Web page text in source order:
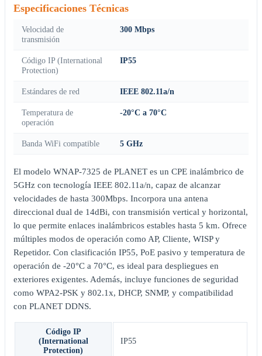
Especificaciones Técnicas
Velocidad de
transmisión
300 Mbps
Código IP (International
Protection)
IP55
Estándares de red IEEE 802.11a/n
Temperatura de
operación
-20°C a 70°C
Banda WiFi compatible 5 GHz
El modelo WNAP-7325 de PLANET es un CPE inalámbrico de
5GHz con tecnología IEEE 802.11a/n, capaz de alcanzar
velocidades de hasta 300Mbps. Incorpora una antena
direccional dual de 14dBi, con transmisión vertical y horizontal,
lo que permite enlaces inalámbricos estables hasta 5 km. Ofrece
múltiples modos de operación como AP, Cliente, WISP y
Repetidor. Con clasificación IP55, PoE pasivo y temperatura de
operación de -20°C a 70°C, es ideal para despliegues en
exteriores exigentes. Además, incluye funciones de seguridad
como WPA2-PSK y 802.1x, DHCP, SNMP, y compatibilidad
con PLANET DDNS.
Código IP
(International
Protection)
IP55